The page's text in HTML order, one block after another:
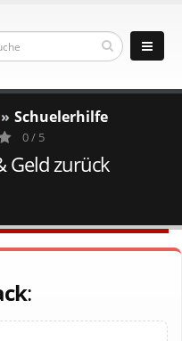
Schuelerhilfe
0 / 5
Geld zurück
: